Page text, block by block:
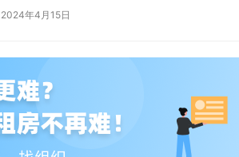
2024年4月15日